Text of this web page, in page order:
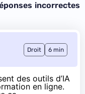
incorrectes
Droit 6 min
des outils d’IA
en ligne.